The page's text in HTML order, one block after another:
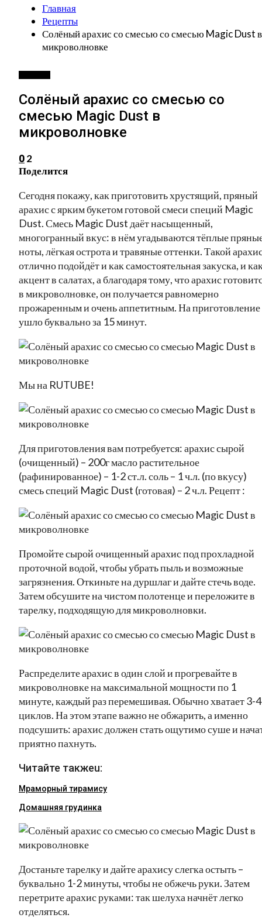
Главная
Рецепты
Солёный арахис со смесью со смесью Magic Dust в
микроволновке
Солёный арахис со смесью со
смесью Magic Dust в
микроволновке
0 2
Поделится
Сегодня покажу, как приготовить хрустящий, пряный
арахис с ярким букетом готовой смеси специй Magic
Dust. Смесь Magic Dust даёт насыщенный,
многогранный вкус: в нём угадываются тёплые
ноты, лёгкая острота и травяные оттенки. Такой
отлично подойдёт и как самостоятельная закуска, и
акцент в салатах, а благодаря тому, что арахис
в микроволновке, он получается равномерно
прожаренным и очень аппетитным. На приготовление
ушло буквально за 15 минут.
Мы на RUTUBE!
Для приготовления вам потребуется: арахис сырой
(очищенный) – 200г масло растительное
(рафинированное) – 1-2 ст.л. соль – 1 ч.л. (по вкусу)
смесь специй Magic Dust (готовая) – 2 ч.л. Рецепт :
Промойте сырой очищенный арахис под прохладной
проточной водой, чтобы убрать пыль и возможные
загрязнения. Откиньте на дуршлаг и дайте стечь воде.
Затем обсушите на чистом полотенце и переложите в
тарелку, подходящую для микроволновки.
Распределите арахис в один слой и прогревайте в
микроволновке на максимальной мощности по 1
минуте, каждый раз перемешивая. Обычно хватает 3-4
циклов. На этом этапе важно не обжарить, а именно
подсушить: арахис должен стать ощутимо суше и
приятно пахнуть.
Читайте такжеu:
Мраморный тирамису
Домашняя грудинка
Достаньте тарелку и дайте арахису слегка остыть –
буквально 1-2 минуты, чтобы не обжечь руки. Затем
перетрите арахис руками: так шелуха начнёт легко
отделяться.